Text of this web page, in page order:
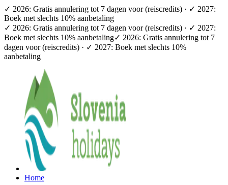
✓ 2026: Gratis annulering tot 7 dagen voor (reiscredits) · ✓ 2027:
Boek met slechts 10% aanbetaling
✓ 2026: Gratis annulering tot 7 dagen voor (reiscredits) · ✓ 2027:
Boek met slechts 10% aanbetaling✓ 2026: Gratis annulering tot 7
dagen voor (reiscredits) · ✓ 2027: Boek met slechts 10%
aanbetaling
Home